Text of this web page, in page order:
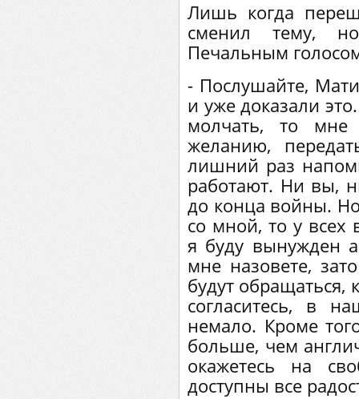
Лишь когда
сменил тему,
Печальным
- Послушайте,
и уже доказали
молчать, то мне
желанию,
лишний раз
работают. Ни вы,
до конца войны.
со мной, то у всех
я буду вынужден
мне назовете,
будут обращаться,
согласитесь, в
немало. Кроме
больше, чем
окажетесь на
доступны все